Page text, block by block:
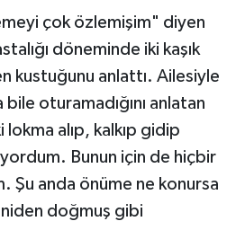
çok özlemişim" diyen
döneminde iki kaşık
kustuğunu anlattı. Ailesiyle
oturamadığını anlatan
alıp, kalkıp gidip
Bunun için de hiçbir
Şu anda önüme ne konursa
doğmuş gibi